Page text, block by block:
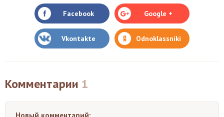
Facebook Google +
Vkontakte Odnoklassniki
Комментарии 1